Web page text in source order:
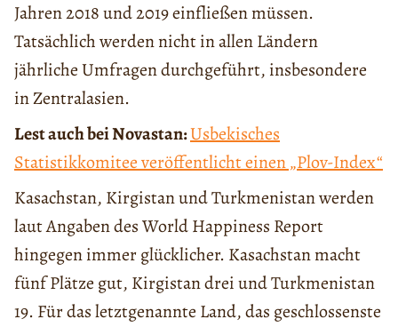
Jahren 2018 und 2019 einfließen müssen.
Tatsächlich werden nicht in allen Ländern
jährliche Umfragen durchgeführt, insbesondere
in Zentralasien.
Lest auch bei Novastan:Usbekisches
Statistikkomitee veröffentlicht einen „Plov-Index“
Kasachstan, Kirgistan und Turkmenistan werden
laut Angaben des World Happiness Report
hingegen immer glücklicher. Kasachstan macht
fünf Plätze gut, Kirgistan drei und Turkmenistan
19. Für das letztgenannte Land, das geschlossenste